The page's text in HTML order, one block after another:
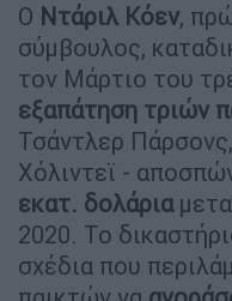
Ο Ντάριλ Κόεν,
σύμβουλος,
τον Μάρτιο του
εξαπάτηση τριών
Τσάντλερ
Χόλιντεϊ -
εκατ. δολάρια
2020. Το
σχέδια που